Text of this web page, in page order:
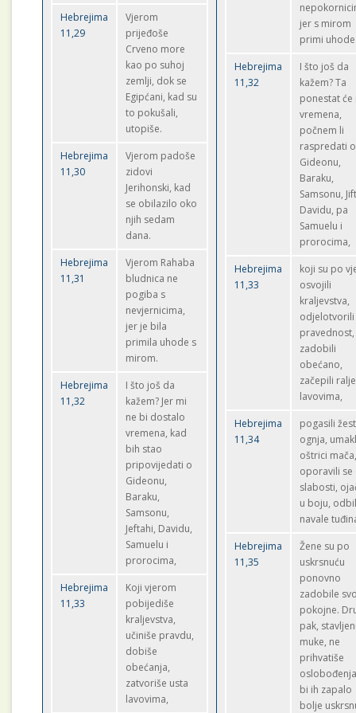
Hebrejima
11,29
Vjerom
prijeđoše
Crveno more
kao po suhoj
zemlji, dok se
Egipćani, kad su
to pokušali,
utopiše.
Hebrejima
11,30
Vjerom padoše
zidovi
Jerihonski, kad
se obilazilo oko
njih sedam
dana.
Hebrejima
11,31
Vjerom Rahaba
bludnica ne
pogiba s
nevjernicima,
jer je bila
primila uhode s
mirom.
Hebrejima
11,32
I što još da
kažem? Jer mi
ne bi dostalo
vremena, kad
bih stao
pripovijedati o
Gideonu,
Baraku,
Samsonu,
Jeftahi, Davidu,
Samuelu i
prorocima,
Hebrejima
11,33
Koji vjerom
pobijediše
kraljevstva,
učiniše pravdu,
dobiše
obećanja,
zatvoriše usta
lavovima,
jer s mirom
primi
Hebrejima
11,32
I što još da
kažem? Ta
ponestat će
vremena,
počnem li
raspredati o
Gideonu,
Baraku,
Samsonu,
Davidu, pa
Samuelu i
prorocima,
Hebrejima
11,33
koji su po
osvojili
kraljevstva,
odjelotvorili
pravednost,
zadobili
obećano,
začepili ralje
lavovima,
Hebrejima
11,34
pogasili
ognja,
oštrici
oporavili se
slabosti,
u boju,
navale
Hebrejima
11,35
Žene su po
uskrsnuću
ponovno
zadobile
pokojne.
pak,
muke, ne
prihvatiše
bi ih zapalo
bolje